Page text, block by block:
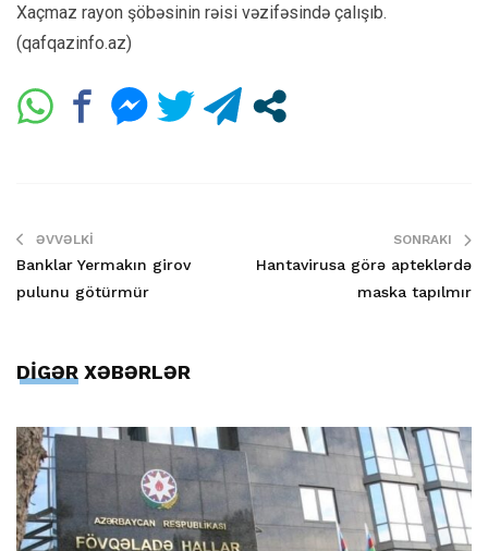
Xaçmaz rayon şöbəsinin rəisi vəzifəsində çalışıb.
(qafqazinfo.az)
ƏVVƏLKI
Banklar Yermakın girov
pulunu götürmür
SONRAKI
Hantavirusa görə apteklərdə
maska tapılmır
DİGƏR XƏBƏRLƏR